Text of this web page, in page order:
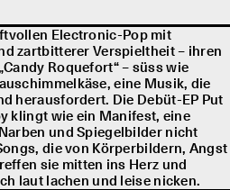
Electronic-Pop mit
zartbitterer Verspieltheit – ihren
Roquefort“ – süss wie
eine Musik, die
herausfordert. Die Debüt-EP Put
klingt wie ein Manifest, eine
und Spiegelbilder nicht
die von Körperbildern, Angst
sie mitten ins Herz und
laut lachen und leise nicken.